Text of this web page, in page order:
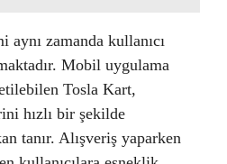
zamanda kullanıcı
Mobil uygulama
Tosla Kart,
hızlı bir şekilde
tanır. Alışveriş yaparken